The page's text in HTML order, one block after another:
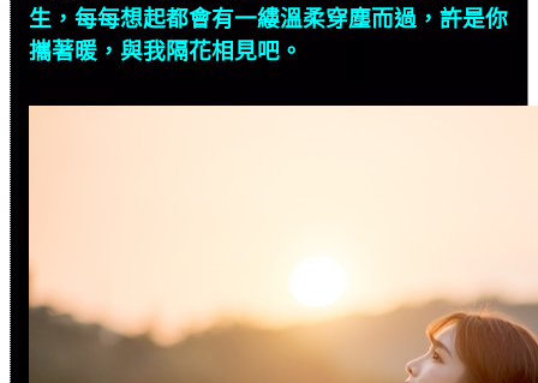
生，每每想起都會有一縷溫柔穿塵而過，許是你
攜著暖，與我隔花相見吧。